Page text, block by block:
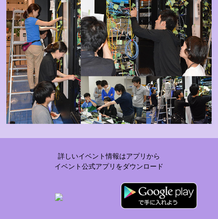
詳しいイベント情報はアプリから
イベント公式アプリをダウンロード